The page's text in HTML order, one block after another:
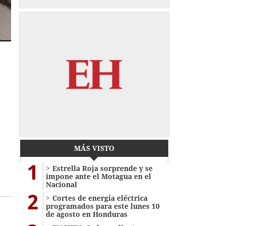
MÁS VISTO
1
Estrella Roja sorprende y se
impone ante el Motagua en el
Nacional
2
Cortes de energía eléctrica
programados para este lunes 10
de agosto en Honduras